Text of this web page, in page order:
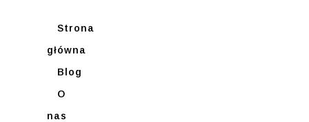
Strona
główna
Blog
O
nas